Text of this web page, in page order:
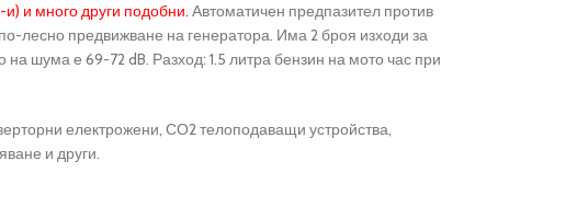
и много други подобни. Автоматичен предпазител против
лесно предвижване на генератора. Има 2 броя изходи за
на шума е 69-72 dB. Разход: 1.5 литра бензин на мото час при
електрожени, СО2 телоподаващи устройства,
и други.